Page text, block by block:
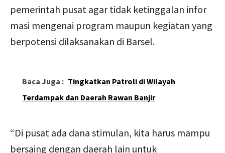
pemerintah pusat agar tidak ketinggalan infor
masi mengenai program maupun kegiatan yang
berpotensi dilaksanakan di Barsel.
Baca Juga : Tingkatkan Patroli di Wilayah
Terdampak dan Daerah Rawan Banjir
“Di pusat ada dana stimulan, kita harus mampu
bersaing dengan daerah lain untuk